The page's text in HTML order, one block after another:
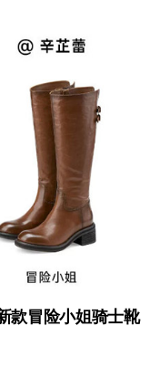
款冒险小姐骑士靴